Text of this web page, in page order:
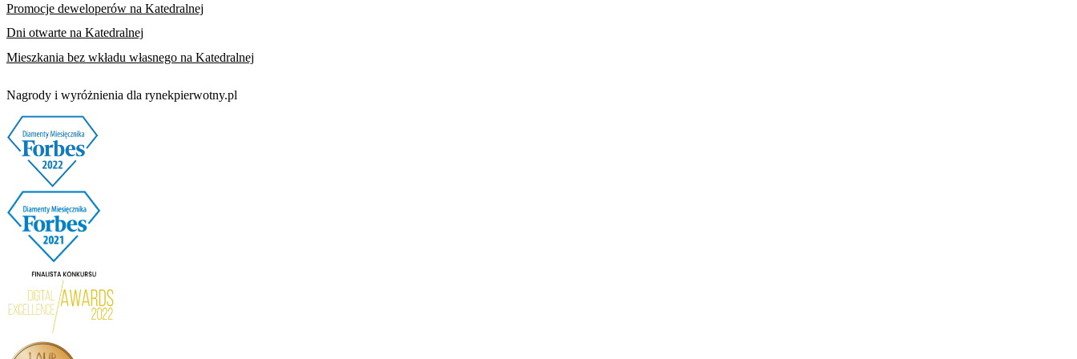
Promocje deweloperów na Katedralnej
Dni otwarte na Katedralnej
Mieszkania bez wkładu własnego na Katedralnej
Nagrody i wyróżnienia dla rynekpierwotny.pl